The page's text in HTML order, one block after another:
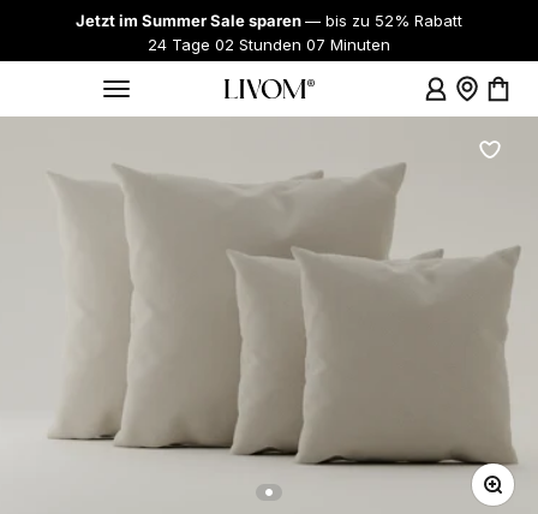
Zum Inhalt springen
Jetzt im Summer Sale sparen— bis zu 52% Rabatt
24 Tage 02 Stunden 07 Minuten
Menü Livom Anmelden
Bild